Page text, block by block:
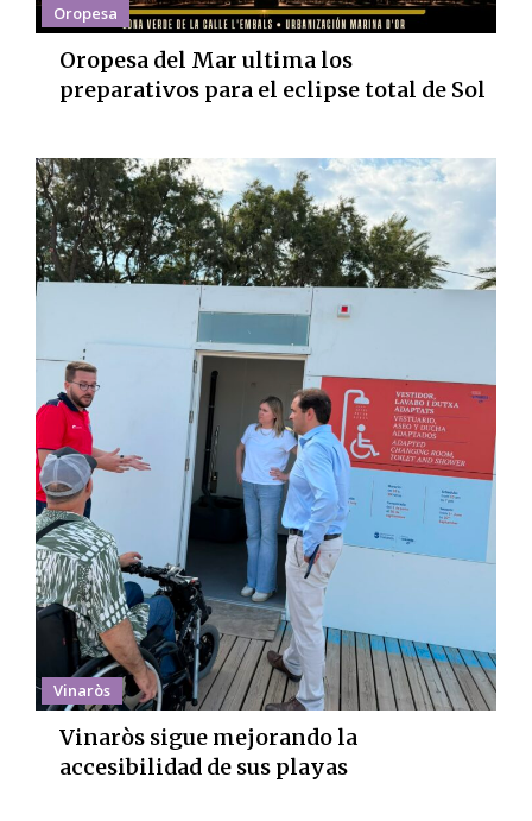
Oropesa
Oropesa del Mar ultima los
preparativos para el eclipse total de Sol
Vinaròs
Vinaròs sigue mejorando la
accesibilidad de sus playas